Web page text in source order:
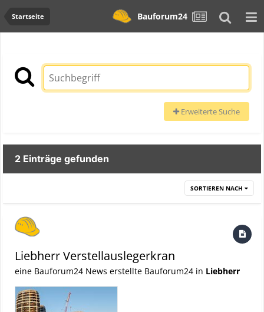
Startseite Bauforum24
Erweiterte Suche
2 Einträge gefunden
SORTIEREN NACH
Liebherr Verstellauslegerkran
eine Bauforum24 News erstellte Bauforum24 in Liebherr